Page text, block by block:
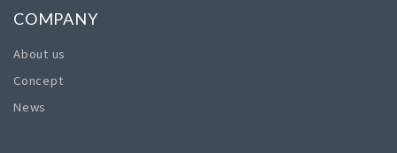
COMPANY
About us
Concept
News